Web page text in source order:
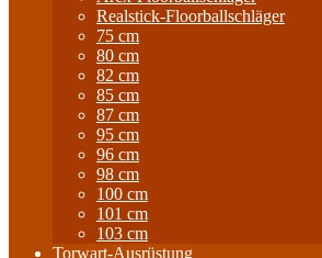
Realstick-Floorballschläger
75 cm
80 cm
82 cm
85 cm
87 cm
95 cm
96 cm
98 cm
100 cm
101 cm
103 cm
Torwart-Ausrüstung